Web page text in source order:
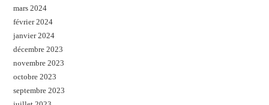
mars 2024
février 2024
janvier 2024
décembre 2023
novembre 2023
octobre 2023
septembre 2023